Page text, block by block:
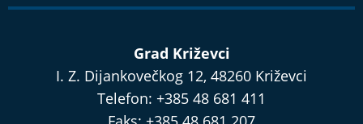
Grad Križevci
I. Z. Dijankovečkog 12, 48260 Križevci
Telefon: +385 48 681 411